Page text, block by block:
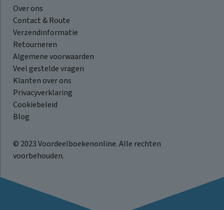
Over ons
Contact & Route
Verzendinformatie
Retourneren
Algemene voorwaarden
Veel gestelde vragen
Klanten over ons
Privacyverklaring
Cookiebeleid
Blog
© 2023 Voordeelboekenonline. Alle rechten
voorbehouden.